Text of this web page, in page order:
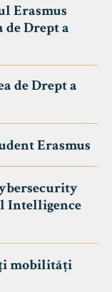
Erasmus
Drept a
de Drept a
Erasmus
Intelligence
mobilități